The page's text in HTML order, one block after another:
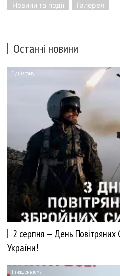
Новини та події
Галерея
Останні новини
5 днів тому
2 серпня — День Повітряних
України!
1 тиждень тому